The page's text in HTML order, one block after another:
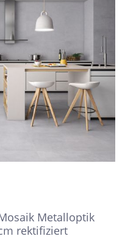
Metalloptik
rektifiziert